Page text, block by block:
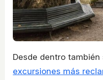
Desde dentro
excursiones más